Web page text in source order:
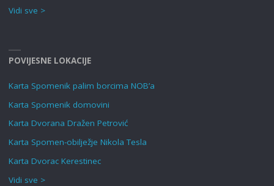
Vidi sve >
POVIJESNE LOKACIJE
Karta Spomenik palim borcima NOB’a
Karta Spomenik domovini
Karta Dvorana Dražen Petrović
Karta Spomen-obilježje Nikola Tesla
Karta Dvorac Kerestinec
Vidi sve >